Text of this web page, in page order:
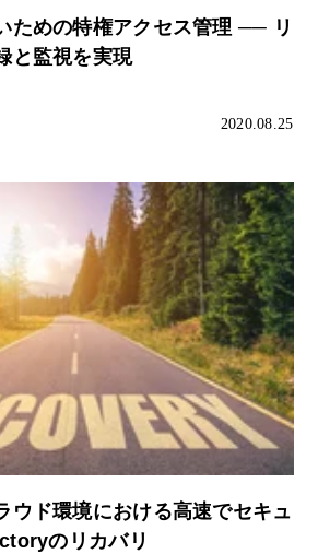
ための特権アクセス管理 ── リ
と監視を実現
2020.08.25
ウド環境における高速でセキュ
のリカバリ